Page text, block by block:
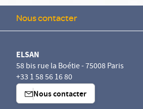
Nous contacter
ELSAN
58 bis rue la Boétie - 75008 Paris
+33 1 58 56 16 80
Nous contacter